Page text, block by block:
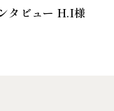
タビュー H.I様